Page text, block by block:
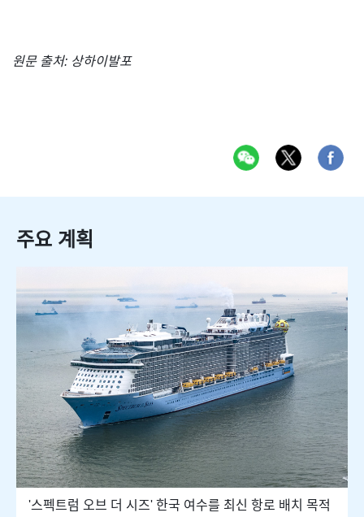
원문 출처: 상하이발포
주요 계획
'스펙트럼 오브 더 시즈' 한국 여수를 최신 항로 배치 목적